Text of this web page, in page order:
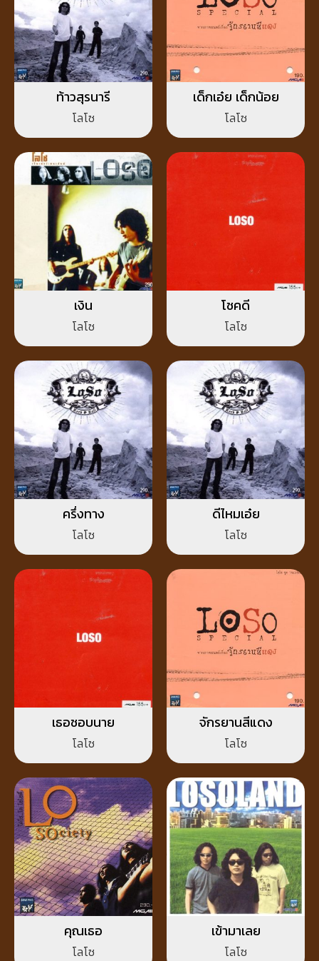
ท้าวสุรนารี
โลโซ
เด็กเอ๋ย เด็กน้อย
โลโซ
เงิน
โลโซ
โชคดี
โลโซ
ครึ่งทาง
โลโซ
ดีไหมเอ๋ย
โลโซ
เธอชอบนาย
โลโซ
จักรยานสีแดง
โลโซ
คุณเธอ
โลโซ
เข้ามาเลย
โลโซ